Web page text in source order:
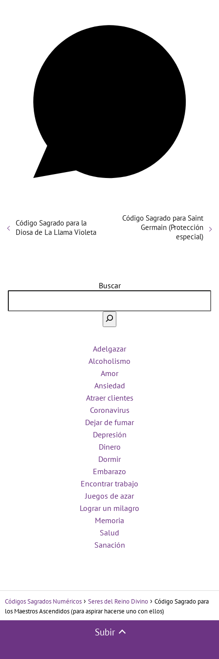
Código Sagrado para la
Diosa de La Llama Violeta
Código Sagrado para Saint
Germain (Protección
especial)
Buscar
Adelgazar
Alcoholismo
Amor
Ansiedad
Atraer clientes
Coronavirus
Dejar de fumar
Depresión
Dinero
Dormir
Embarazo
Encontrar trabajo
Juegos de azar
Lograr un milagro
Memoria
Salud
Sanación
Códigos Sagrados Numéricos Seres del Reino Divino
Código Sagrado para
los Maestros Ascendidos (para aspirar hacerse uno con ellos)
Subir